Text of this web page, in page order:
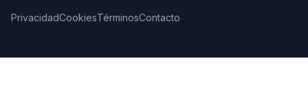
PrivacidadCookiesTérminosContacto